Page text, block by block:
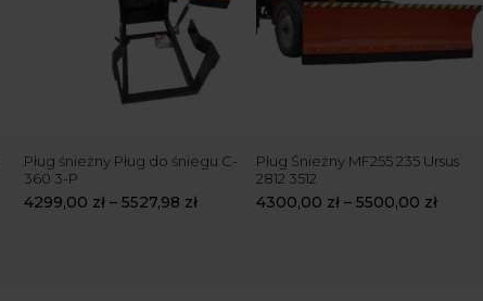
Pług śnieżny Pług do śniegu C-
360 3-P
4299,00 zł – 5527,98 zł
Pług Śnieżny MF255 235 Ursus
2812 3512
4300,00 zł – 5500,00 zł